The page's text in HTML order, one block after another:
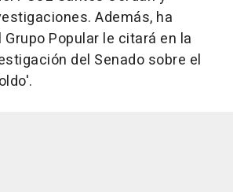
Además, ha
Popular le citará en la
del Senado sobre el